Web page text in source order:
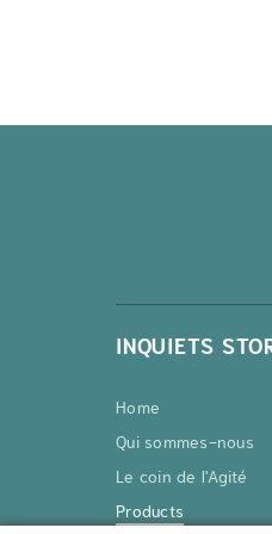
INQUIETS
Home
Qui sommes-nous
Le coin de l'Agité
Products